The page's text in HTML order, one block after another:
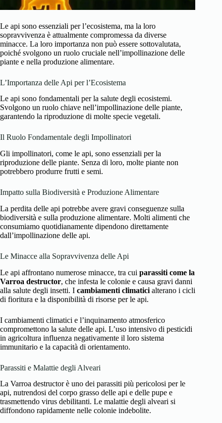
Le api sono essenziali per l’ecosistema, ma la loro
sopravvivenza è attualmente compromessa da diverse
minacce. La loro importanza non può essere sottovalutata,
poiché svolgono un ruolo cruciale nell’impollinazione delle
piante e nella produzione alimentare.
L’Importanza delle Api per l’Ecosistema
Le api sono fondamentali per la salute degli ecosistemi.
Svolgono un ruolo chiave nell’impollinazione delle piante,
garantendo la riproduzione di molte specie vegetali.
Il Ruolo Fondamentale degli Impollinatori
Gli impollinatori, come le api, sono essenziali per la
riproduzione delle piante. Senza di loro, molte piante non
potrebbero produrre frutti e semi.
Impatto sulla Biodiversità e Produzione Alimentare
La perdita delle api potrebbe avere gravi conseguenze sulla
biodiversità e sulla produzione alimentare. Molti alimenti che
consumiamo quotidianamente dipendono direttamente
dall’impollinazione delle api.
Le Minacce alla Sopravvivenza delle Api
Le api affrontano numerose minacce, tra cui parassiti come la
Varroa destructor, che infesta le colonie e causa gravi danni
alla salute degli insetti. I cambiamenti climatici alterano i cicli
di fioritura e la disponibilità di risorse per le api.
I cambiamenti climatici e l’inquinamento atmosferico
compromettono la salute delle api. L’uso intensivo di pesticidi
in agricoltura influenza negativamente il loro sistema
immunitario e la capacità di orientamento.
Parassiti e Malattie degli Alveari
La Varroa destructor è uno dei parassiti più pericolosi per le
api, nutrendosi del corpo grasso delle api e delle pupe e
trasmettendo virus debilitanti. Le malattie degli alveari si
diffondono rapidamente nelle colonie indebolite.